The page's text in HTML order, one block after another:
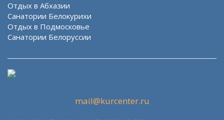
Отдых в Абхазии
Санатории Белокурихи
Отдых в Подмосковье
Санатории Белоруссии
mail@kurcenter.ru